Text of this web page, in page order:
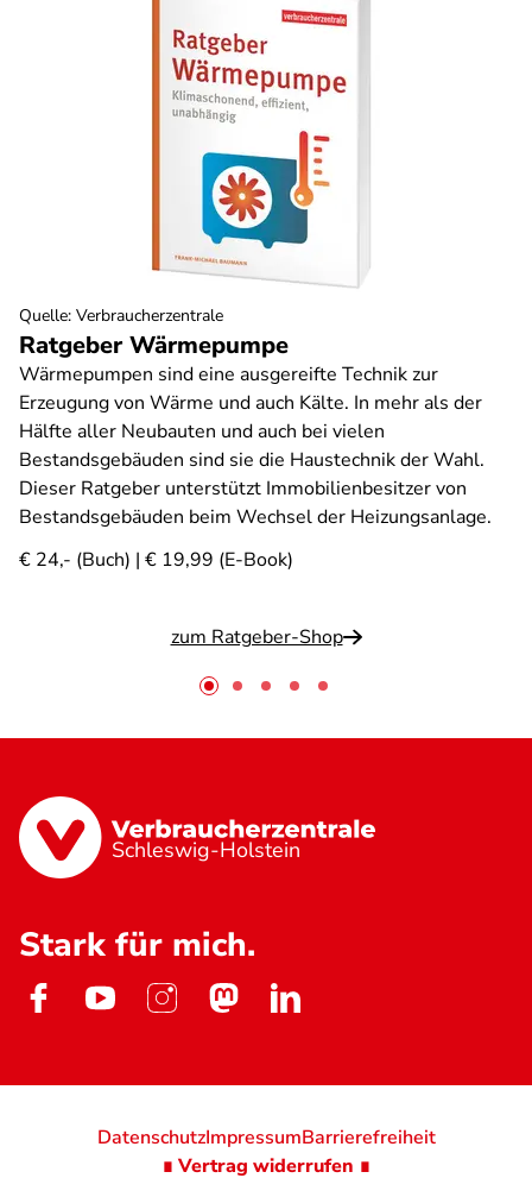
Ratgeber Wärmepumpe
Wärmepumpen sind eine ausgereifte Technik zur
Erzeugung von Wärme und auch Kälte. In mehr als der
Hälfte aller Neubauten und auch bei vielen
Bestandsgebäuden sind sie die Haustechnik der Wahl.
Dieser Ratgeber unterstützt Immobilienbesitzer von
Bestandsgebäuden beim Wechsel der Heizungsanlage.
€ 24,- (Buch) | € 19,99 (E-Book)
zum Ratgeber-Shop
Quelle: Verbraucherzentrale
Schleswig-Holstein
Stark für mich.
DatenschutzImpressumBarrierefreiheit
∎ Vertrag widerrufen ∎